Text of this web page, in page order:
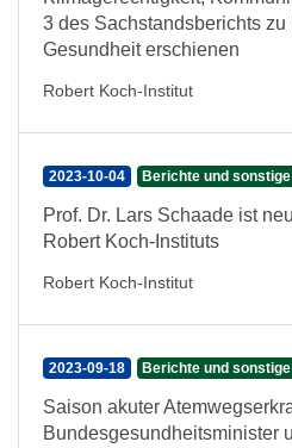
3 des Sachstandsberichts
Gesundheit erschienen
Robert Koch-Institut
2023-10-04 Berichte und
Prof. Dr. Lars Schaade ist
Robert Koch-Instituts
Robert Koch-Institut
2023-09-18 Berichte und
Saison akuter
Bundesgesundheitsminister